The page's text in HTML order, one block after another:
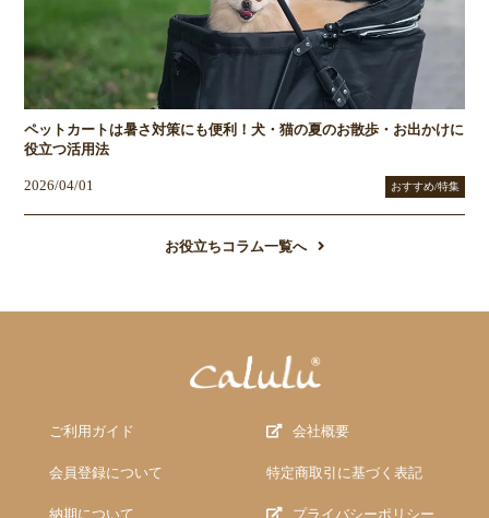
ペットカートは暑さ対策にも便利！犬・猫の夏のお散歩・お出かけに
役立つ活用法
2026/04/01 おすすめ/特集
お役立ちコラム一覧へ
ご利用ガイド
会員登録について
会社概要
特定商取引に基づく表記